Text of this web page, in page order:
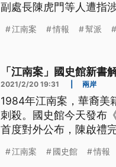
副處長陳虎門等人遭指
陳虎門等人口述，撰述
江南案 情報 幫派
「江南案」國史館新書
2021/2/20 19:31 兩岸
1984年江南案，華裔美
刺殺。國史館今天發布
首度對外公布，陳啟禮
《江南案史料彙編》新
江南案 國史館 情報